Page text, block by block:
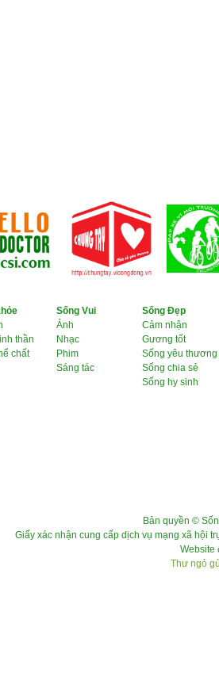
thần
chất
Sống Vui
Ảnh
Nhạc
Phim
Sáng tác
Sống Đẹp
Cảm nhận
Gương tốt
Sống yêu thương
Sống chia sẻ
Sống hy sinh
Bản quyền ©
Giấy xác nhận cung cấp dịch vụ mạng xã hội
Website
Thư ngỏ